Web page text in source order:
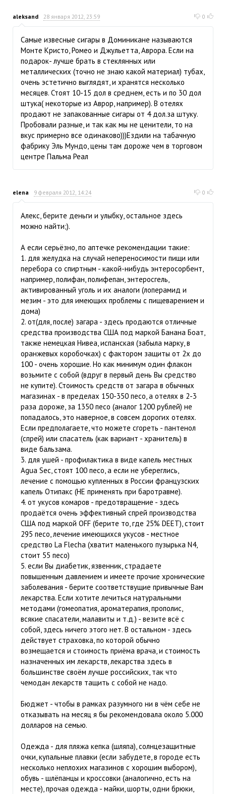
aleksand 28 января 2012, 23:59 0
Самые извесные сигары в Доминикане называются
Монте Кристо, Ромео и Джульетта, Аврора. Если на
подарок- лучше брать в стеклянных или
металлических (точно не знаю какой материал) тубах,
очень эстетично выглядят, и хранятся несколько
месяцев. Стоят 10-15 дол в среднем, есть и по 30 дол
штука( некоторые из Аврор, например). В отелях
продают не запакованные сигары от 4 дол.за штуку.
Пробовали разные, и так как мы не ценители, то на
вкус примерно все одинаково)))Ездили на табачную
фабрику Эль Мундо, цены там дороже чем в торговом
центре Пальма Реал
elena 9 февраля 2012, 14:24 0
Алекс, берите деньги и улыбку, остальное здесь
можно найти;).
А если серьёзно, по аптечке рекомендации такие:
1. для желудка на случай непереносимости пищи или
перебора со спиртным - какой-нибудь энтеросорбент,
например, полифан, полифепан, энтеросгель,
активированный уголь и их аналоги (лоперамид и
мезим - это для имеющих проблемы с пищеварением и
дома)
2. от(для, после) загара - здесь продаются отличные
средства производства США под маркой Банана Боат,
также немецкая Нивеа, испанская (забыла марку, в
оранжевых коробочках) с фактором защиты от 2х до
100 - очень хорошие. Но как минимум один флакон
возьмите с собой (вдруг в первый день Вы средство
не купите). Стоимость средств от загара в обычных
магазинах - в пределах 150-350 песо, а отелях в 2-3
раза дороже, за 1350 песо (аналог 1200 рублей) не
попадалось, это наверное, в совсем дорогих отелях.
Если предполагаете, что можете сгореть - пантенол
(спрей) или спасатель (как вариант - хранитель) в
виде бальзама.
3. для ушей - профилактика в виде капель местных
Agua Sec, стоят 100 песо, а если не убереглись,
лечение с помощью купленных в России французских
капель Отипакс (НЕ применять при баротравме).
4. от укусов комаров - предотвращение - здесь
продаётся очень эффективный спрей производства
США под маркой OFF (берите то, где 25% DEET), стоит
295 песо, лечение имеющихся укусов - местное
средство La Flecha (хватит маленького пузырька N4,
стоит 55 песо)
5. если Вы диабетик, язвенник, страдаете
повышенным давлением и имеете прочие хронические
заболевания - берите соответствущие привычные Вам
лекарства. Если хотите лечиться натуральными
методами (гомеопатия, ароматерапия, прополис,
всякие спасатели, малавиты и т.д.) - везите всё с
собой, здесь ничего этого нет. В остальном - здесь
действует страховка, по которой обычно
возмещается и стоимость приёма врача, и стоимость
назначенных им лекарств, лекарства здесь в
большинстве своём лучше российских, так что
чемодан лекарств тащить с собой не надо.
Бюджет - чтобы в рамках разумного ни в чём себе не
отказывать на месяц я бы рекомендовала около 5.000
долларов на семью.
Одежда - для пляжа кепка (шляпа), солнцезащитные
очки, купальные плавки (если забудете, в городе есть
несколько неплохих магазинов с хорошим выбором),
обувь - шлёпанцы и кроссовки (аналогично, есть на
месте), прочая одежда - майки, шорты, одни брюки,